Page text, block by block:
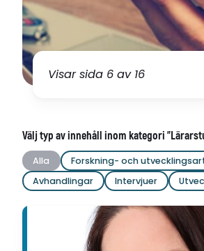
Visar sida 6 av 16
Välj typ av innehåll inom kategori
Alla
Forskning- och
Avhandlingar
Intervjuer